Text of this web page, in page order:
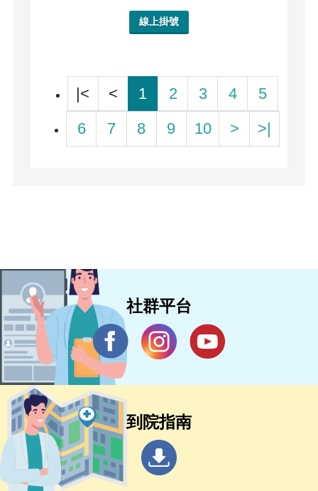
線上掛號
|< < 1 2 3 4
5
6
7 8 9 10 > >|
社群平台
到院指南